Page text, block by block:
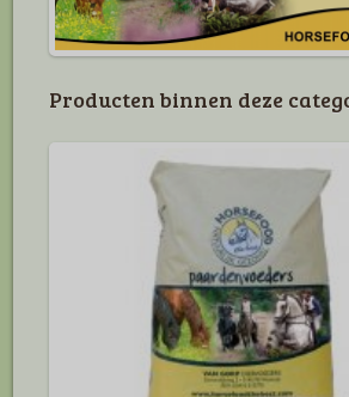
Producten binnen deze